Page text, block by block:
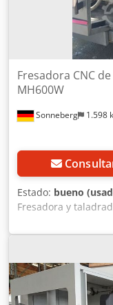
Sonneberg 1.598
Fresadora CNC
MH600W
Estado: bueno
Fresadora y
inventario: 3101
fabricación: 1996
662106 Horas de
Ad Nerf Control:
450 mm Recorrido
Rango de